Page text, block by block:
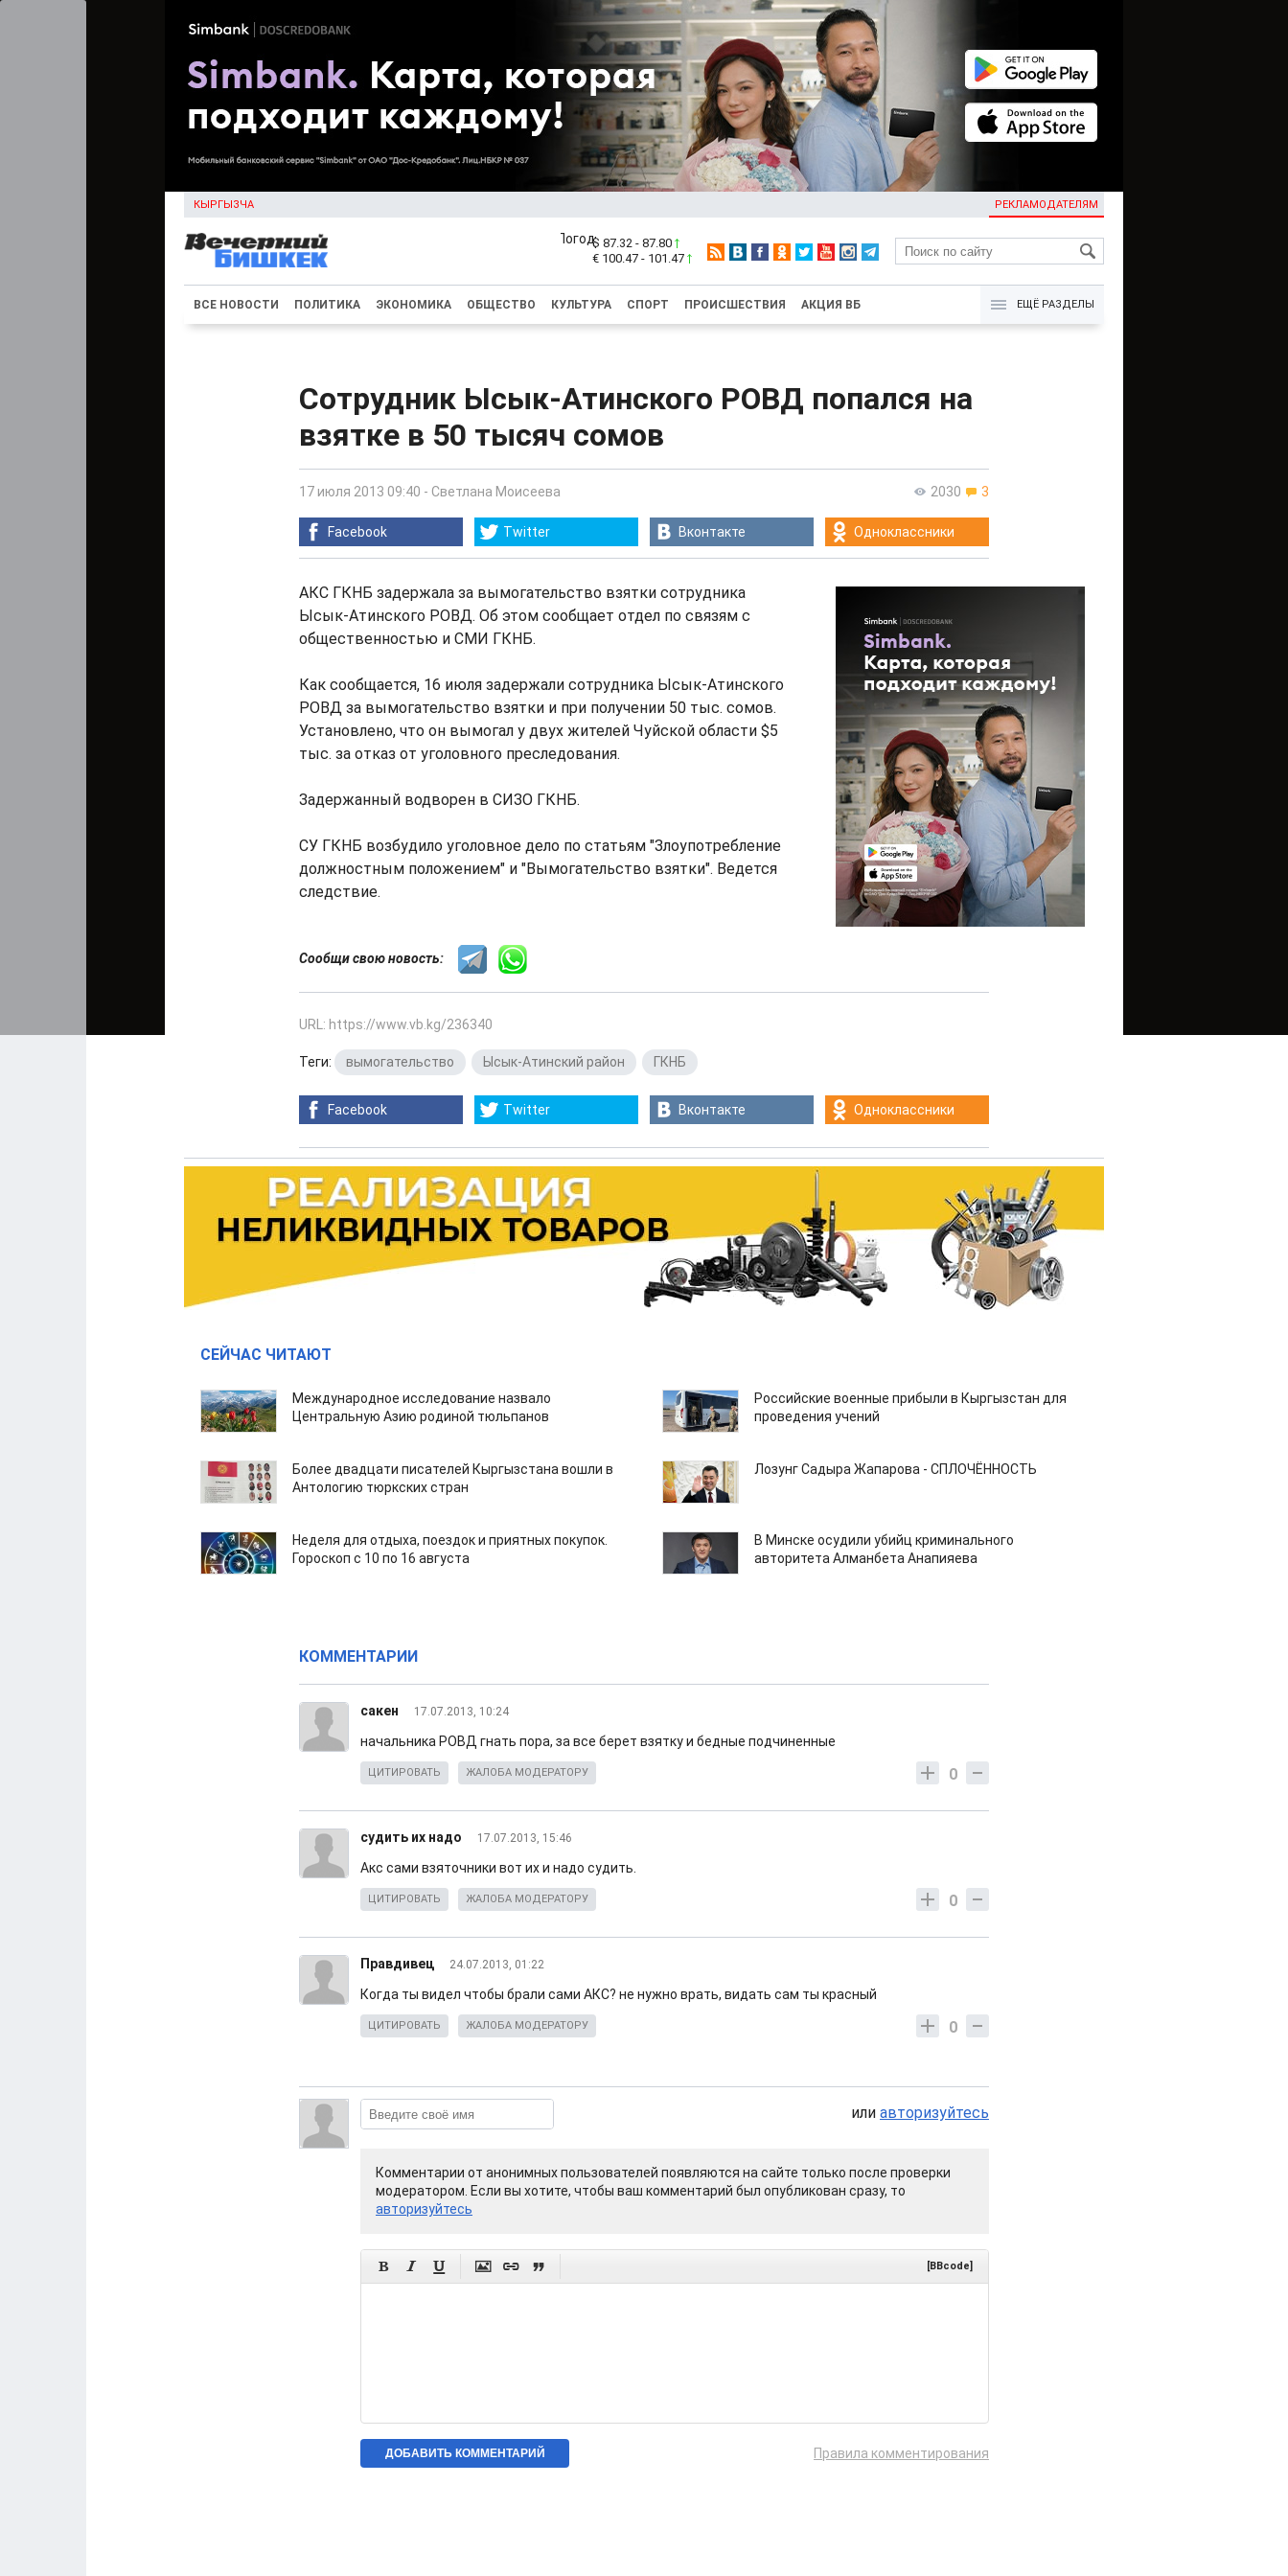
КЫРГЫЗЧА РЕКЛАМОДАТЕЛЯМ
KG
$ 87.32 - 87.80
€ 100.47 - 101.47
ВСЕ НОВОСТИ ПОЛИТИКА ЭКОНОМИКА ОБЩЕСТВО КУЛЬТУРА СПОРТ ПРОИСШЕСТВИЯ АКЦИЯ ВБ ЕЩЁ РАЗДЕЛЫ
Сотрудник Ысык-Атинского РОВД попался на
взятке в 50 тысяч сомов
2030 3
17 июля 2013 09:40 - Светлана Моисеева
Facebook Twitter Вконтакте Одноклассники
АКС ГКНБ задержала за вымогательство взятки сотрудника
Ысык-Атинского РОВД. Об этом сообщает отдел по связям с
общественностью и СМИ ГКНБ.
Как сообщается, 16 июля задержали сотрудника Ысык-Атинского
РОВД за вымогательство взятки и при получении 50 тыс. сомов.
Установлено, что он вымогал у двух жителей Чуйской области $5
тыс. за отказ от уголовного преследования.
Задержанный водворен в СИЗО ГКНБ.
СУ ГКНБ возбудило уголовное дело по статьям "Злоупотребление
должностным положением" и "Вымогательство взятки". Ведется
следствие.
Сообщи свою новость:
URL: https://www.vb.kg/236340
Теги: вымогательство Ысык-Атинский район ГКНБ
Facebook Twitter Вконтакте Одноклассники
СЕЙЧАС ЧИТАЮТ
Международное исследование назвало
Центральную Азию родиной тюльпанов
Российские военные прибыли в Кыргызстан для
проведения учений
Более двадцати писателей Кыргызстана вошли в
Антологию тюркских стран
Лозунг Садыра Жапарова - СПЛОЧЁННОСТЬ
Неделя для отдыха, поездок и приятных покупок.
Гороскоп с 10 по 16 августа
В Минске осудили убийц криминального
авторитета Алманбета Анапияева
КОММЕНТАРИИ
сакен 17.07.2013, 10:24
начальника РОВД гнать пора, за все берет взятку и бедные подчиненные
0
ЦИТИРОВАТЬ ЖАЛОБА МОДЕРАТОРУ
судить их надо 17.07.2013, 15:46
Акс сами взяточники вот их и надо судить.
0
ЦИТИРОВАТЬ ЖАЛОБА МОДЕРАТОРУ
Правдивец 24.07.2013, 01:22
Когда ты видел чтобы брали сами АКС? не нужно врать, видать сам ты красный
0
ЦИТИРОВАТЬ ЖАЛОБА МОДЕРАТОРУ
или авторизуйтесь
Комментарии от анонимных пользователей появляются на сайте только после проверки
модератором. Если вы хотите, чтобы ваш комментарий был опубликован сразу, то
авторизуйтесь
      [BBcode]
Правила комментирования